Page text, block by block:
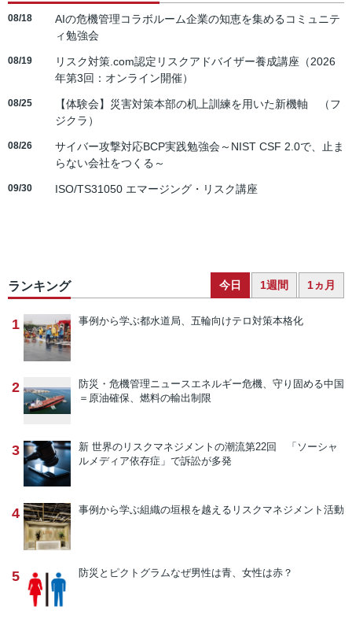
08/18
AIの危機管理コラボルーム企業の知恵を集めるコミュニテ
ィ勉強会
08/19
リスク対策.com認定リスクアドバイザー養成講座（2026
年第3回：オンライン開催）
08/25
【体験会】災害対策本部の机上訓練を用いた新機軸 （フ
ジクラ）
08/26
サイバー攻撃対応BCP実践勉強会～NIST CSF 2.0で、止ま
らない会社をつくる～
09/30 ISO/TS31050 エマージング・リスク講座
ランキング 今日 1週間 1ヵ月
1 事例から学ぶ都水道局、五輪向けテロ対策本格化
2 防災・危機管理ニュースエネルギー危機、守り固める中国
＝原油確保、燃料の輸出制限
3 新 世界のリスクマネジメントの潮流第22回 「ソーシャ
ルメディア依存症」で訴訟が多発
4 事例から学ぶ組織の垣根を越えるリスクマネジメント活動
5 防災とピクトグラムなぜ男性は青、女性は赤？